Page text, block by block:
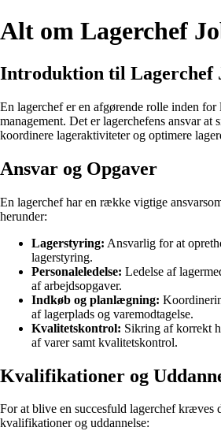
Alt om Lagerchef
Introduktion til Lagerchef
En lagerchef er en afgørende rolle inden
management. Det er lagerchefens ansvar at
koordinere lageraktiviteter og optimere
Ansvar og Opgaver
En lagerchef har en række vigtige
herunder:
Lagerstyring: Ansvarlig for at
lagerstyring.
Personaleledelse: Ledelse af
af arbejdsopgaver.
Indkøb og planlægning:
af lagerplads og varemodtagelse.
Kvalitetskontrol: Sikring af korrekt
af varer samt kvalitetskontrol.
Kvalifikationer og
For at blive en succesfuld lagerchef kræves
kvalifikationer og uddannelse: